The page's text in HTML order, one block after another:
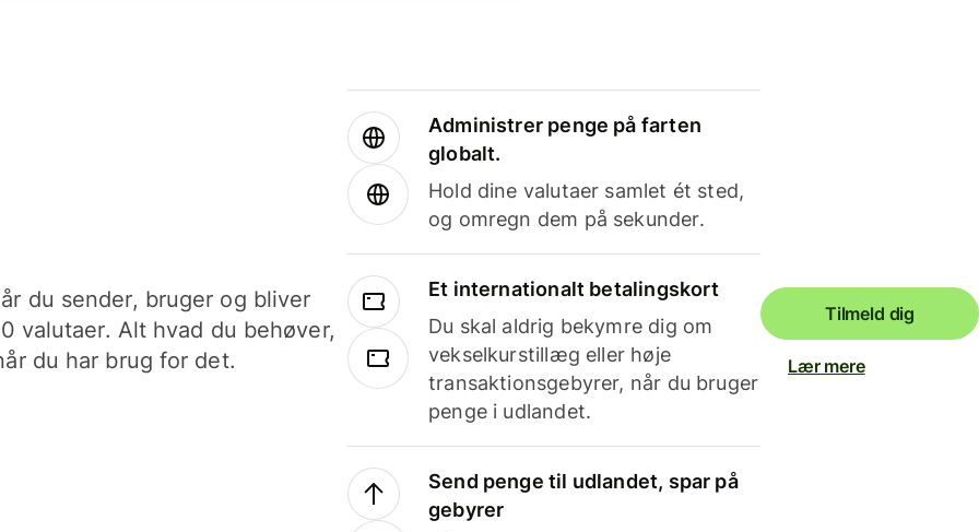
du sender, bruger og bliver
valutaer. Alt hvad du behøver,
du har brug for det.
Administrer penge på farten
globalt.
Hold dine valutaer samlet ét sted,
og omregn dem på sekunder.
Et internationalt betalingskort
Du skal aldrig bekymre dig om
vekselkurstillæg eller høje
transaktionsgebyrer, når du bruger
penge i udlandet.
Send penge til udlandet, spar på
gebyrer
Tilmeld dig
Lær mere